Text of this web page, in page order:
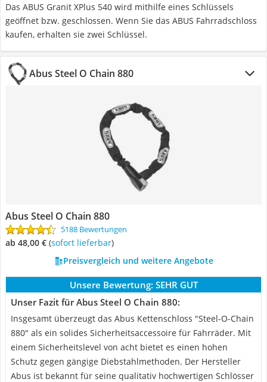
Das ABUS Granit XPlus 540 wird mithilfe eines Schlüssels
geöffnet bzw. geschlossen. Wenn Sie das ABUS Fahrradschloss
kaufen, erhalten sie zwei Schlüssel.
Abus Steel O Chain 880
Abus Steel O Chain 880
5188 Bewertungen
ab 48,00 € ( Sofort lieferbar)
Preisvergleich und weitere Angebote
Unsere Bewertung: SEHR GUT
Unser Fazit für Abus Steel O Chain 880:
Insgesamt überzeugt das Abus Kettenschloss "Steel-O-Chain
880" als ein solides Sicherheitsaccessoire für Fahrräder. Mit
einem Sicherheitslevel von acht bietet es einen hohen
Schutz gegen gängige Diebstahlmethoden. Der Hersteller
Abus ist bekannt für seine qualitativ hochwertigen Schlösser